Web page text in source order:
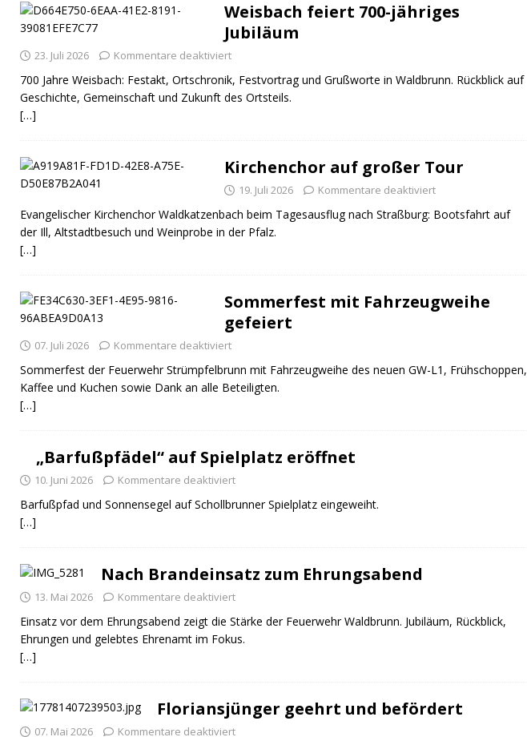
Weisbach feiert 700-jähriges
Jubiläum
23. Juli 2026 Kommentare deaktiviert
700 Jahre Weisbach: Festakt, Ortschronik, Festvortrag und Grußworte in Waldbrunn. Rückblick auf
Geschichte, Gemeinschaft und Zukunft des Ortsteils.
[…]
Kirchenchor auf großer Tour
19. Juli 2026 Kommentare deaktiviert
Evangelischer Kirchenchor Waldkatzenbach beim Tagesausflug nach Straßburg: Bootsfahrt auf
der Ill, Altstadtbesuch und Weinprobe in der Pfalz.
[…]
Sommerfest mit Fahrzeugweihe
gefeiert
07. Juli 2026 Kommentare deaktiviert
Sommerfest der Feuerwehr Strümpfelbrunn mit Fahrzeugweihe des neuen GW-L1, Frühschoppen,
Kaffee und Kuchen sowie Dank an alle Beteiligten.
[…]
„Barfußpfädel“ auf Spielplatz eröffnet
10. Juni 2026 Kommentare deaktiviert
Barfußpfad und Sonnensegel auf Schollbrunner Spielplatz eingeweiht.
[…]
Nach Brandeinsatz zum Ehrungsabend
13. Mai 2026 Kommentare deaktiviert
Einsatz vor dem Ehrungsabend zeigt die Stärke der Feuerwehr Waldbrunn. Jubiläum, Rückblick,
Ehrungen und gelebtes Ehrenamt im Fokus.
[…]
Floriansjünger geehrt und befördert
07. Mai 2026 Kommentare deaktiviert